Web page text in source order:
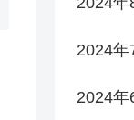
2024年
2024年